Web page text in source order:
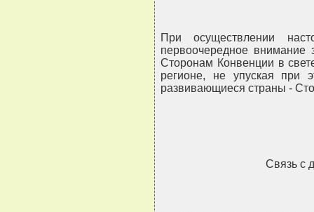
При осуществлении
первоочередное внимание
Сторонам Конвенции в
регионе, не упуская при
развивающиеся страны -
Связь с